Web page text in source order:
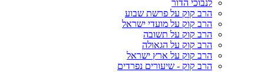
לנבוכי הדור
הרב קוק על פרשת שבוע
הרב קוק על מועדי ישראל
הרב קוק על תשובה
הרב קוק על הגאולה
הרב קוק על ארץ ישראל
הרב קוק - שיעורים נפרדים